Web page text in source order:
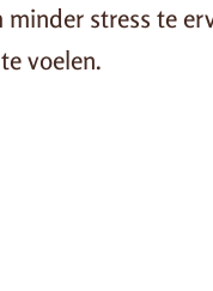
minder stress te
voelen.